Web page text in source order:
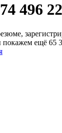
496
покажем ещё 65